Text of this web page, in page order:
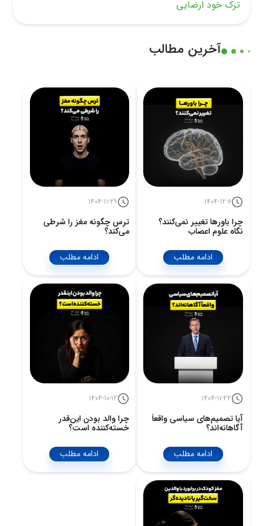
ترک خود ارضایی
آخرین مطالب
1404-12-6
چرا باورها تغییر نمی‌کنند؟
نگاه علوم اعصاب
ادامه مطلب
1404-11-29
ترس چگونه مغز را شرطی
می‌کند؟
ادامه مطلب
1404-11-22
آیا تصمیم‌های سیاسی واقعاً
آگاهانه‌اند؟
ادامه مطلب
1404-10-12
چرا والد بودن این‌قدر
خسته‌کننده است؟
ادامه مطلب